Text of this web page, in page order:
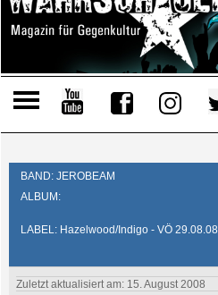
BAND: JEROBEAM
ALBUM:
LABEL: Hazelwood/Indigo - VÖ 29.08.08
Zuletzt aktualisiert am: 15. August 2008